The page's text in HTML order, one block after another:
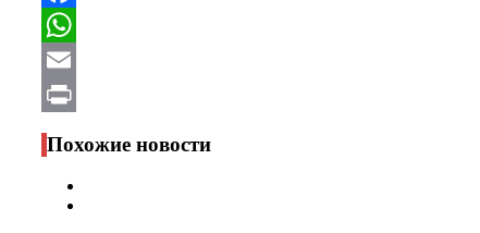
Facebook
WhatsApp
Email
Print
Похожие новости